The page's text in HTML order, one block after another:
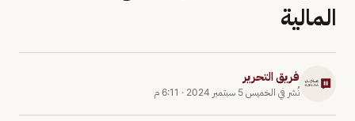
المالية
فريق التحرير
نُشر في الخميس 5 سبتمبر 2024 · 6:11 م